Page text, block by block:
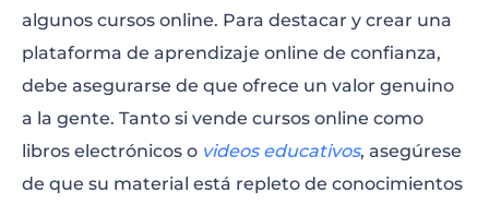
algunos cursos online. Para destacar y crear una
plataforma de aprendizaje online de confianza,
debe asegurarse de que ofrece un valor genuino
a la gente. Tanto si vende cursos online como
libros electrónicos o videos educativos, asegúrese
de que su material está repleto de conocimientos